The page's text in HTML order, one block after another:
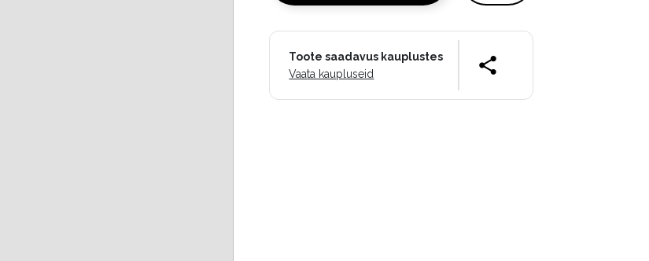
Toote saadavus kauplustes
Vaata kaupluseid